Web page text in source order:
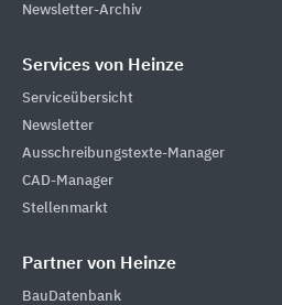
Newsletter-Archiv
Services von Heinze
Serviceübersicht
Newsletter
Ausschreibungstexte-Manager
CAD-Manager
Stellenmarkt
Partner von Heinze
BauDatenbank